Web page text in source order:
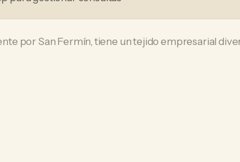
por San Fermín, tiene un tejido empresarial